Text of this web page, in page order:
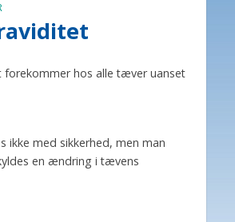
forekommer hos alle tæver uanset
ikke med sikkerhed, men man
en ændring i tævens